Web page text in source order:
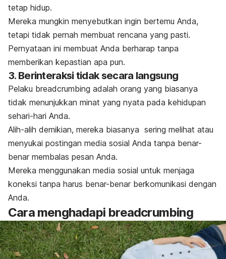
tetap hidup.
Mereka mungkin menyebutkan ingin bertemu Anda,
tetapi tidak pernah membuat rencana yang pasti.
Pernyataan ini membuat Anda berharap tanpa
memberikan kepastian apa pun.
3. Berinteraksi tidak secara langsung
Pelaku breadcrumbing adalah orang yang biasanya
tidak menunjukkan minat yang nyata pada kehidupan
sehari-hari Anda.
Alih-alih demikian, mereka biasanya sering melihat atau
menyukai postingan media sosial Anda tanpa benar-
benar membalas pesan Anda.
Mereka menggunakan media sosial untuk menjaga
koneksi tanpa harus benar-benar berkomunikasi dengan
Anda.
Cara menghadapi breadcrumbing